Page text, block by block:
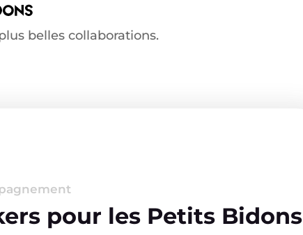
belles collaborations.
pour les Petits Bidons